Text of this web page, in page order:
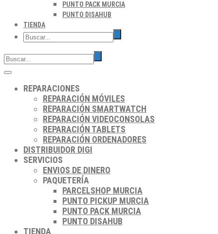
PUNTO PACK MURCIA
PUNTO DISAHUB
TIENDA
REPARACIONES
REPARACIÓN MÓVILES
REPARACIÓN SMARTWATCH
REPARACIÓN VIDEOCONSOLAS
REPARACIÓN TABLETS
REPARACIÓN ORDENADORES
DISTRIBUIDOR DIGI
SERVICIOS
ENVIOS DE DINERO
PAQUETERÍA
PARCELSHOP MURCIA
PUNTO PICKUP MURCIA
PUNTO PACK MURCIA
PUNTO DISAHUB
TIENDA